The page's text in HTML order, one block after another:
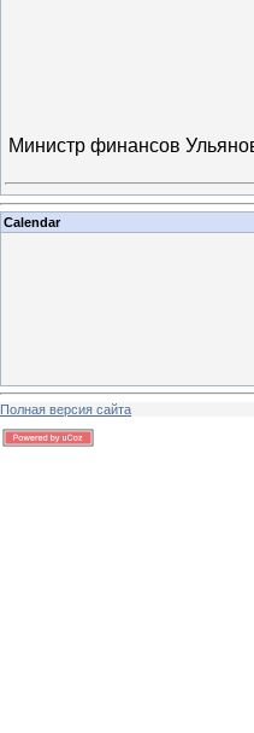
Министр финансов
Calendar
Полная версия сайта